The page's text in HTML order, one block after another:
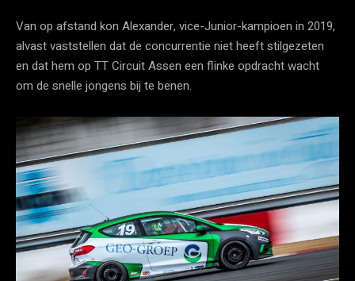
Van op afstand kon Alexander, vice-Junior-kampioen in 2019,
alvast vaststellen dat de concurrentie niet heeft stilgezeten
en dat hem op TT Circuit Assen een flinke opdracht wacht
om de snelle jongens bij te benen.